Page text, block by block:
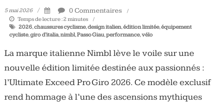
5 mai 2026 0 Commentaires
Temps de lecture :2 minutes
2026,chaussures cyclisme,design italien,édition limitée,équipement
cycliste,giro d'italia,nimbl,Passo Giau,performance,vélo
La marque italienne Nimbl lève le voile sur une
nouvelle édition limitée destinée aux passionnés :
l’Ultimate Exceed Pro Giro 2026. Ce modèle exclusif
rend hommage à l’une des ascensions mythiques